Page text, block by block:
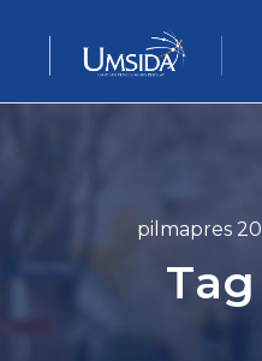
pilmapres
Tag